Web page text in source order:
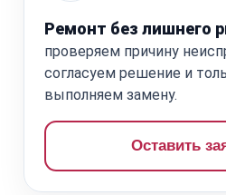
Ремонт без лишнего
проверяем причину
согласуем решение и
выполняем замену.
Оставить